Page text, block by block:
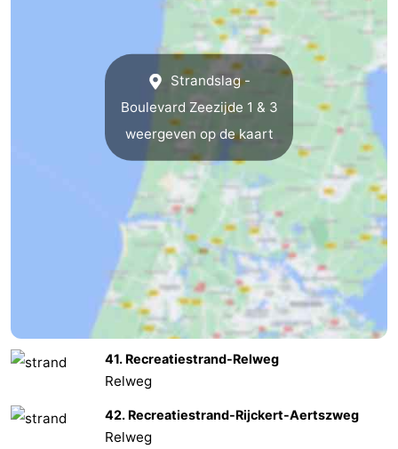
Strandslag -
Boulevard Zeezijde 1 & 3
weergeven op de kaart
41. Recreatiestrand-Relweg
Relweg
42. Recreatiestrand-Rijckert-Aertszweg
Relweg